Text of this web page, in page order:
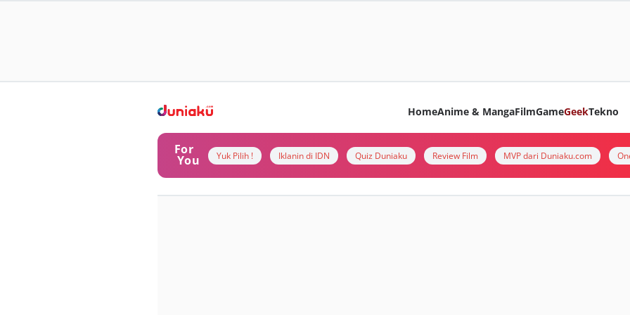
HomeAnime & MangaFilmGameGeekTekno
For
You Yuk Pilih ! Iklanin di IDN Quiz Duniaku Review Film MVP dari Duniaku.com